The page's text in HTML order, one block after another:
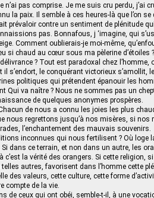
n’ai pas comprise. Je me suis cru perdu, j’ai
la paix. Il semble à ces heures-là que l’on se
prévaloir contre un sentiment de plénitude
pas. Bonnafous, j ‘imagine, qui
Comment oublierais-je moi-même,
si chaud au cœur sous ma pèlerine d’étoiles
? Tout est paradoxal chez l’homme,
s’endort, le conquérant victorieux s’amollit,
politiques qui prétendent épanouir les
Qui va naître ? Nous ne sommes pas un
de quelques anonymes prospères.
de nous a connu les joies les plus
nous regrettons jusqu’à nos misères, si nos
l’enchantement des mauvais souvenirs.
inconnues qui nous fertilisent ? Où loge
Si dans ce terrain, et non dans un autre, les
la vérité des orangers. Si cette religion,
autres, favorisent dans l’homme cette
des valeurs, cette culture, cette forme
compte de la vie.
de ceux qui ont obéi, semble-t-il, à une